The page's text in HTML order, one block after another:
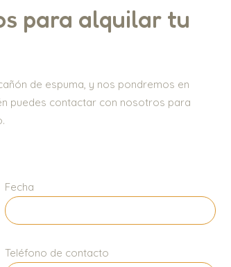
para alquilar tu
de espuma, y nos pondremos en
puedes contactar con nosotros para
Fecha
Teléfono de contacto